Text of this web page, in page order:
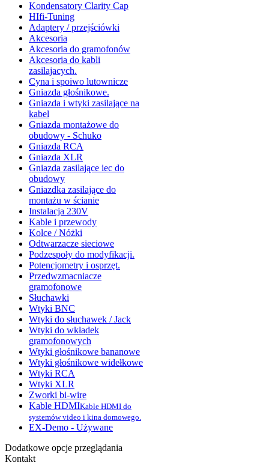
Kondensatory Clarity Cap
HIfi-Tuning
Adaptery / przejściówki
Akcesoria
Akcesoria do gramofonów
Akcesoria do kabli
zasilajacych.
Cyna i spoiwo lutownicze
Gniazda głośnikowe.
Gniazda i wtyki zasilające na
kabel
Gniazda montażowe do
obudowy - Schuko
Gniazda RCA
Gniazda XLR
Gniazda zasilające iec do
obudowy
Gniazdka zasilające do
montażu w ścianie
Instalacja 230V
Kable i przewody
Kolce / Nóżki
Odtwarzacze sieciowe
Podzespoły do modyfikacji.
Potencjometry i osprzęt.
Przedwzmacniacze
gramofonowe
Słuchawki
Wtyki BNC
Wtyki do słuchawek / Jack
Wtyki do wkładek
gramofonowych
Wtyki głośnikowe bananowe
Wtyki głośnikowe widełkowe
Wtyki RCA
Wtyki XLR
Zworki bi-wire
Kable HDMIKable HDMI do
systemów video i kina domowego.
EX-Demo - Używane
Dodatkowe opcje przeglądania
Kontakt